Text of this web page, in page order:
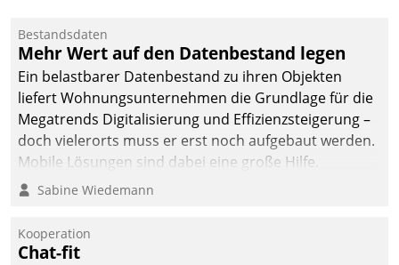
Dialogführung ermöglicht
dem externen
Serviceteam, Anrufe von
Mietenden zügiger und
effizienter zu bearbeiten.
Bestandsdaten
Mehr Wert auf den Datenbestand legen
Ein belastbarer Datenbestand zu ihren Objekten
liefert Wohnungsunternehmen die Grundlage für die
Megatrends Digitalisierung und Effizienzsteigerung –
doch vielerorts muss er erst noch aufgebaut werden.
Mobile Lösungen sind dabei eine große Hilfe.
Sabine Wiedemann
Kooperation
Chat-fit